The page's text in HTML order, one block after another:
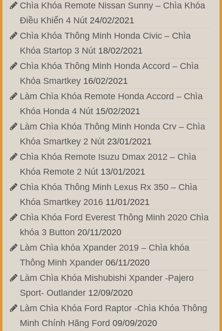
Chìa Khóa Remote Nissan Sunny – Chìa Khóa
Điều Khiển 4 Nút 24/02/2021
Chìa Khóa Thông Minh Honda Civic – Chìa
Khóa Startop 3 Nút 18/02/2021
Chìa Khóa Thông Minh Honda Accord – Chìa
Khóa Smartkey 16/02/2021
Làm Chìa Khóa Remote Honda Accord – Chìa
Khóa Honda 4 Nút 15/02/2021
Làm Chìa Khóa Thông Minh Honda Crv – Chìa
Khóa Smartkey 2 Nút 23/01/2021
Chìa Khóa Remote Isuzu Dmax 2012 – Chìa
Khóa Remote 2 Nút 13/01/2021
Chìa Khóa Thông Minh Lexus Rx 350 – Chìa
Khóa Smartkey 2016 11/01/2021
Chìa Khóa Ford Everest Thông Minh 2020 Chìa
khóa 3 Button 20/11/2020
Làm Chìa khóa Xpander 2019 – Chìa khóa
Thông Minh Xpander 06/11/2020
Làm Chìa Khóa Mishubishi Xpander -Pajero
Sport- Outlander 12/09/2020
Làm Chìa Khóa Ford Raptor -Chìa Khóa Thông
Minh Chính Hãng Ford 09/09/2020